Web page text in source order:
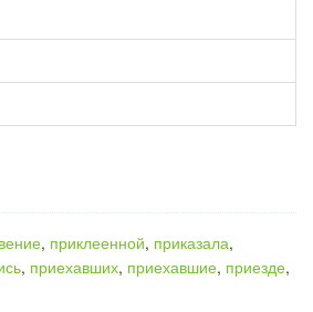
, приклеенной, приказала,
, приехавших, приехавшие, приезде,